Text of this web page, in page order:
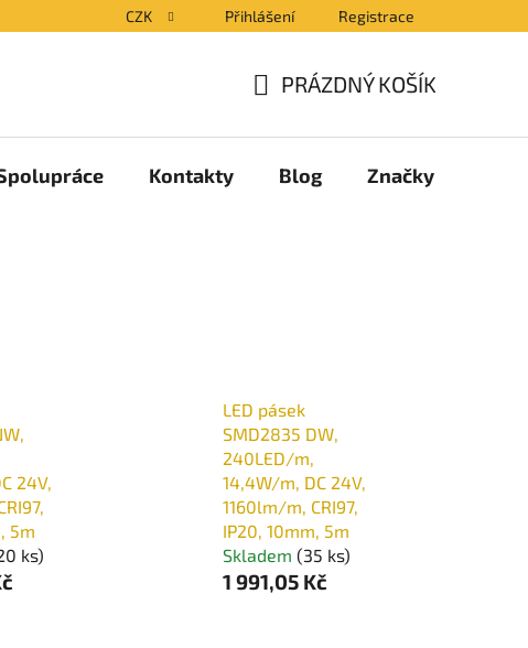
CZK Přihlášení Registrace
KOŠÍK
PRÁZDNÝ KOŠÍK
Kontakty Blog Značky
24V,
5m
ks)
LED pásek
SMD2835 DW,
240LED/m,
14,4W/m, DC 24V,
1160lm/m, CRI97,
IP20, 10mm, 5m
Skladem (35 ks)
1 991,05 Kč